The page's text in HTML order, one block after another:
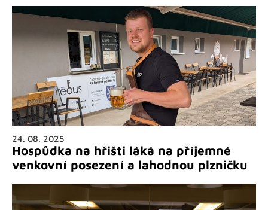
24. 08. 2025
Hospůdka na hřišti láká na příjemné
venkovní posezení a lahodnou plzničku